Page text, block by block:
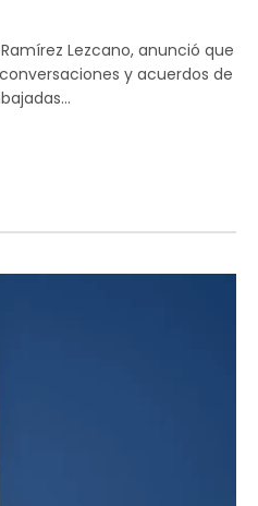
Lezcano, anunció que
y acuerdos de